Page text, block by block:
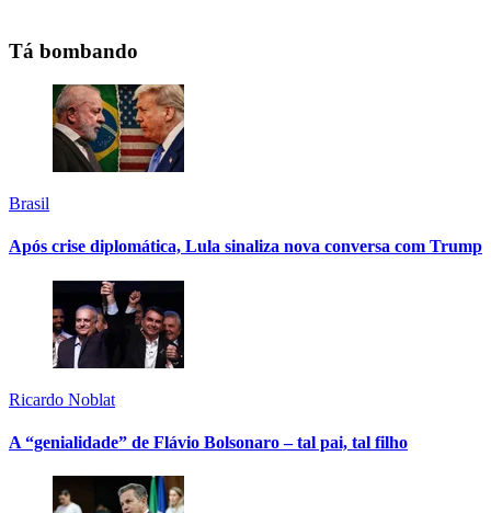
Tá bombando
Brasil
Após crise diplomática, Lula sinaliza nova conversa com Trump
Ricardo Noblat
A “genialidade” de Flávio Bolsonaro – tal pai, tal filho